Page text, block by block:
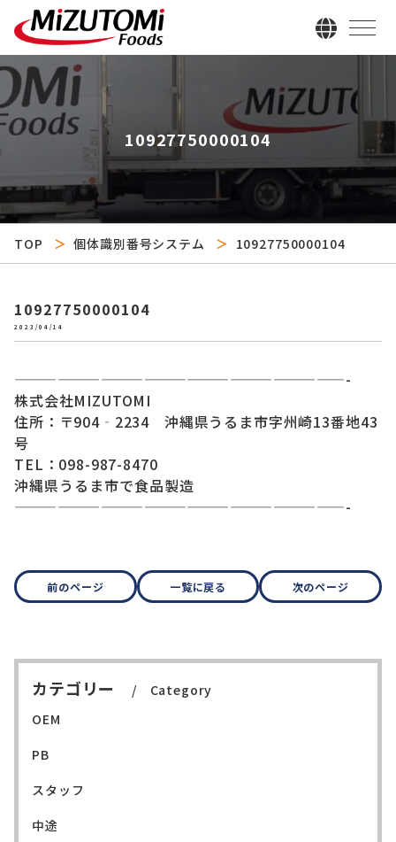
10927750000104
TOP 個体識別番号システム 10927750000104
10927750000104
2023/04/14
———————————————————————-
株式会社MIZUTOMI
住所：〒904‐2234 沖縄県うるま市字州崎13番地43
号
TEL：098-987-8470
沖縄県うるま市で食品製造
———————————————————————-
前のページ 一覧に戻る 次のページ
カテゴリー
Category
OEM
PB
スタッフ
中途